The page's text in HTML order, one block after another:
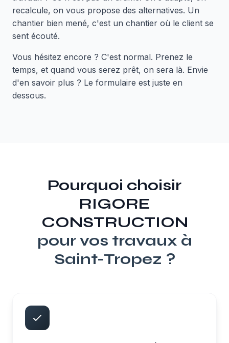
recalcule, on vous propose des alternatives. Un
chantier bien mené, c'est un chantier où le client se
sent écouté.
Vous hésitez encore ? C'est normal. Prenez le
temps, et quand vous serez prêt, on sera là. Envie
d'en savoir plus ? Le formulaire est juste en
dessous.
Pourquoi choisir
RIGORE
CONSTRUCTION
pour vos travaux à
Saint-Tropez ?